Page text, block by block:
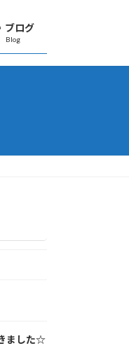
ブログ
Blog
ました☆